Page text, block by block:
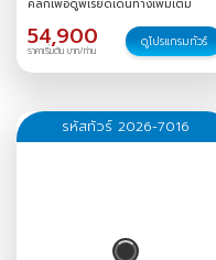
คลิกเพื่อดูพีเรียดเดินทางเพิ่มเติม
54,900
ราคาเริ่มต้น บาท/ท่าน
ดูโปรแกรมทัวร์
รหัสทัวร์ 2026-7016